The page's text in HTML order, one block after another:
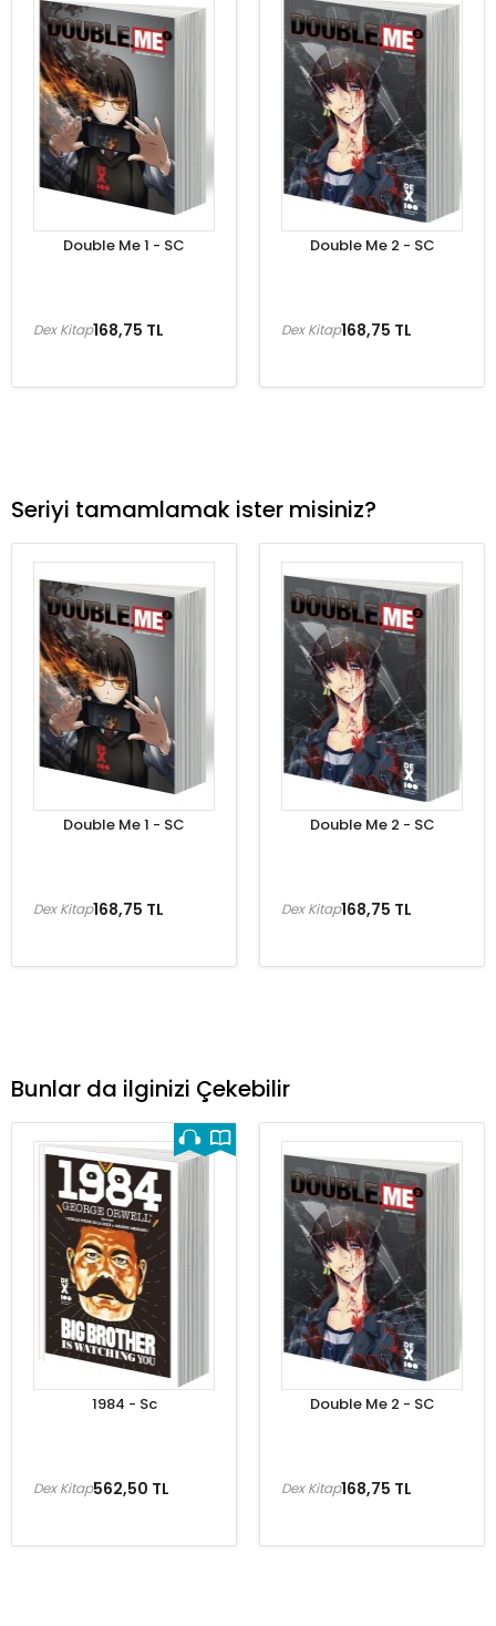
Double Me 1 - SC
168,75 TL
Dex Kitap
Double Me 2 - SC
168,75 TL
Dex Kitap
Seriyi tamamlamak ister misiniz?
Double Me 1 - SC
168,75 TL
Dex Kitap
Double Me 2 - SC
168,75 TL
Dex Kitap
Bunlar da ilginizi Çekebilir
1984 - Sc
562,50 TL
Dex Kitap
Double Me 2 - SC
168,75 TL
Dex Kitap